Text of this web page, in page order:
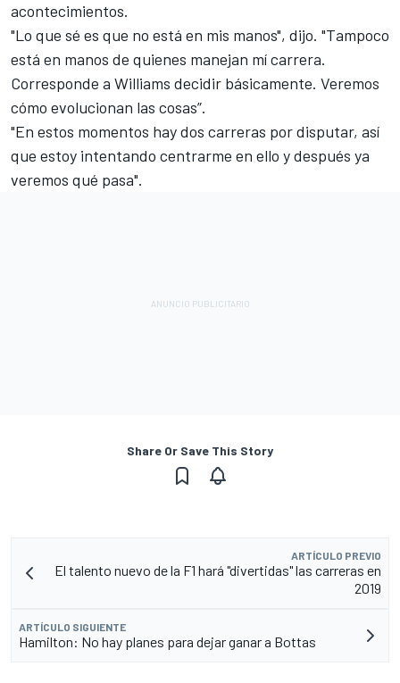
acontecimientos.
"Lo que sé es que no está en mis manos", dijo. "Tampoco
está en manos de quienes manejan mí carrera.
Corresponde a Williams decidir básicamente. Veremos
cómo evolucionan las cosas”.
"En estos momentos hay dos carreras por disputar, así
que estoy intentando centrarme en ello y después ya
veremos qué pasa".
Share Or Save This Story
ARTÍCULO PREVIO
El talento nuevo de la F1 hará "divertidas" las carreras en
2019
ARTÍCULO SIGUIENTE
Hamilton: No hay planes para dejar ganar a Bottas